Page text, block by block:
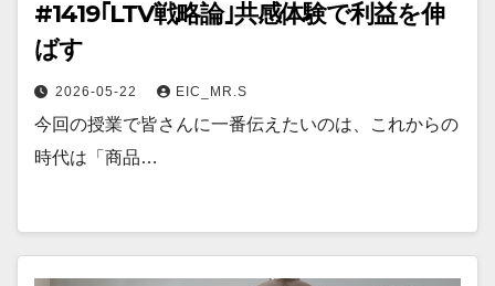
#1419｢LTV戦略論｣共感体験で利益を伸
ばす
2026-05-22 EIC_MR.S
今回の授業で皆さんに一番伝えたいのは、これからの
時代は「商品…